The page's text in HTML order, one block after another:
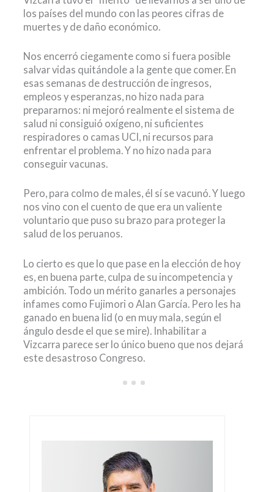
los países del mundo con las peores cifras de
muertes y de daño económico.
Nos encerró ciegamente como si fuera posible
salvar vidas quitándole a la gente que comer. En
esas semanas de destrucción de ingresos,
empleos y esperanzas, no hizo nada para
prepararnos: ni mejoró realmente el sistema de
salud ni consiguió oxígeno, ni suficientes
respiradores o camas UCI, ni recursos para
enfrentar el problema. Y no hizo nada para
conseguir vacunas.
Pero, para colmo de males, él sí se vacunó. Y luego
nos vino con el cuento de que era un valiente
voluntario que puso su brazo para proteger la
salud de los peruanos.
Lo cierto es que lo que pase en la elección de hoy
es, en buena parte, culpa de su incompetencia y
ambición. Todo un mérito ganarles a personajes
infames como Fujimori o Alan García. Pero les ha
ganado en buena lid (o en muy mala, según el
ángulo desde el que se mire). Inhabilitar a
Vizcarra parece ser lo único bueno que nos dejará
este desastroso Congreso.